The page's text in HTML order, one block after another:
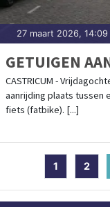
27 maart 2026, 14:09
GETUIGEN
CASTRICUM -
aanrijding plaats tussen
fiets (fatbike). [...]
1 2